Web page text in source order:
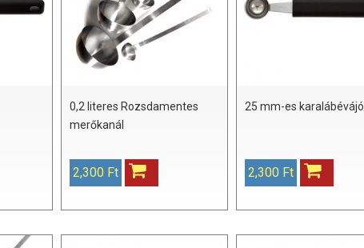
0,2 literes Rozsdamentes
merőkanál
2,300 Ft
25 mm-es karalábévájó
2,300 Ft